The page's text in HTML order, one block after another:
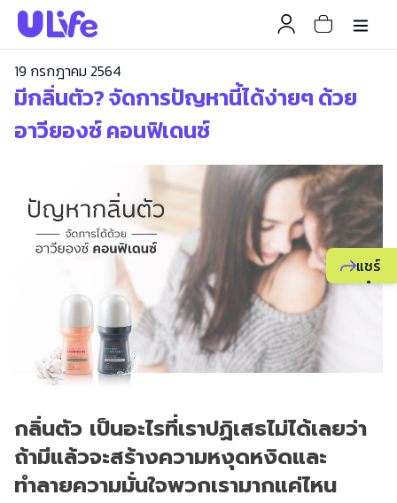
แชร์
แนะนำ
เปิด
โอกาส
19 กรกฎาคม 2564
มีกลิ่นตัว? จัดการปัญหานี้ได้ง่ายๆ ด้วย
อาวียองซ์ คอนฟิเดนซ์
กลิ่นตัว เป็นอะไรที่เราปฏิเสธไม่ได้เลยว่า
ถ้ามีแล้วจะสร้างความหงุดหงิดและ
ทำลายความมั่นใจพวกเรามากแค่ไหน